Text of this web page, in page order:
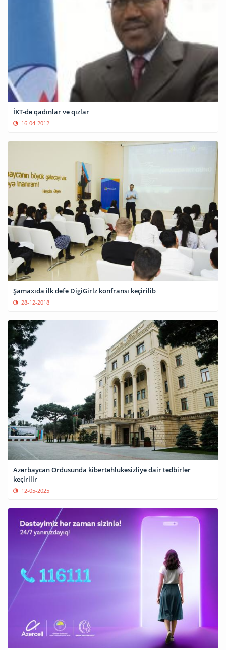
İKT-də qadınlar və qızlar
16-04-2012
Şamaxıda ilk dəfə DigiGirlz konfransı keçirilib
28-12-2018
Azərbaycan Ordusunda kibertəhlükəsizliyə dair tədbirlər
keçirilir
12-05-2025